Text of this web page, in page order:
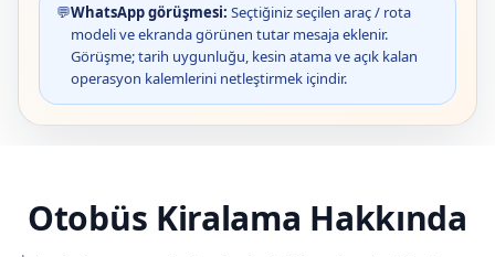
💬WhatsApp görüşmesi: Seçtiğiniz seçilen araç / rota
modeli ve ekranda görünen tutar mesaja eklenir.
Görüşme; tarih uygunluğu, kesin atama ve açık kalan
operasyon kalemlerini netleştirmek içindir.
Otobüs Kiralama Hakkında